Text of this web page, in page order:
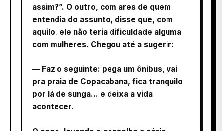
assim?”. O outro, com ares de quem
entendia do assunto, disse que, com
aquilo, ele não teria dificuldade alguma
com mulheres. Chegou até a sugerir:
— Faz o seguinte: pega um ônibus, vai
pra praia de Copacabana, fica tranquilo
por lá de sunga… e deixa a vida
acontecer.